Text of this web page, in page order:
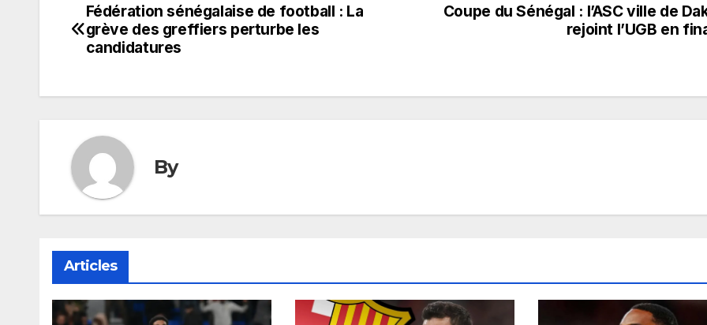
Navigation
de
Coupe du Sénégal : l’ASC ville de
rejoint l’UGB en
Fédération sénégalaise de football : La
grève des greffiers perturbe les
candidatures
By
Articles